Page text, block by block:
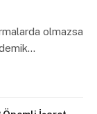
olmazsa